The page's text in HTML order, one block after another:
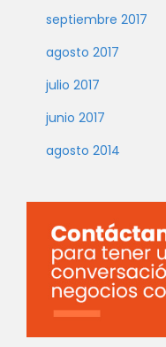
septiembre 2017
agosto 2017
julio 2017
junio 2017
agosto 2014